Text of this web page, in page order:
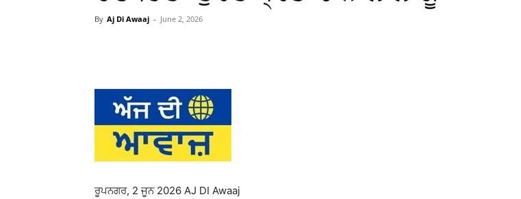
By Aj Di Awaaj - June 2, 2026
ਰੂਪਨਗਰ, 2 ਜੂਨ 2026 AJ DI Awaaj